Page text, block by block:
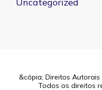
Uncategorized
&cópia; Direitos Autorais
Todos os direitos